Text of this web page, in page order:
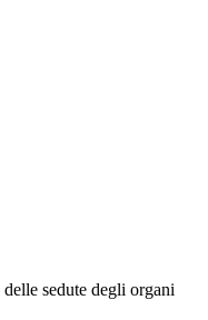
sedute degli organi